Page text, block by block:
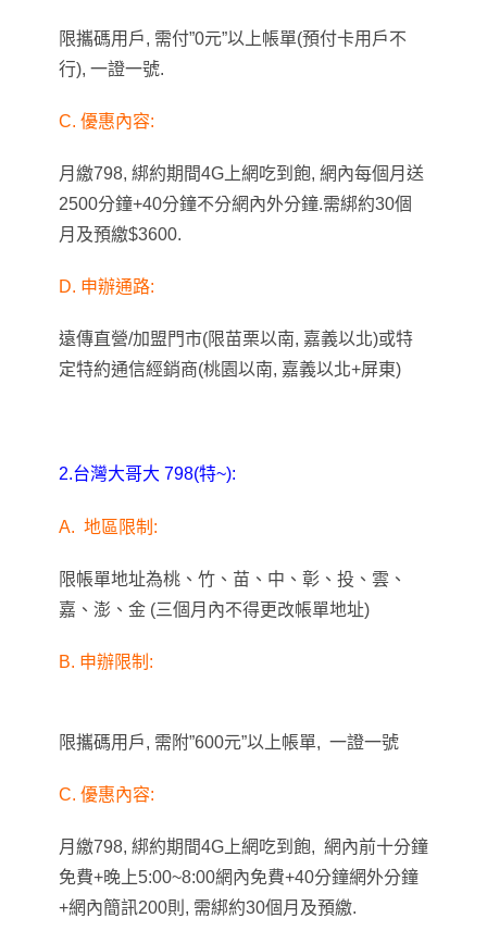
限攜碼用戶, 需付”0元”以上帳單(預付卡用戶不
行), 一證一號.
C. 優惠內容:
月繳798, 綁約期間4G上網吃到飽, 網內每個月送
2500分鐘+40分鐘不分網內外分鐘.需綁約30個
月及預繳$3600.
D. 申辦通路:
遠傳直營/加盟門市(限苗栗以南, 嘉義以北)或特
定特約通信經銷商(桃園以南, 嘉義以北+屏東)
2.台灣大哥大 798(特~):
A. 地區限制:
限帳單地址為桃、竹、苗、中、彰、投、雲、
嘉、澎、金 (三個月內不得更改帳單地址)
B. 申辦限制:
限攜碼用戶, 需附”600元”以上帳單, 一證一號
C. 優惠內容:
月繳798, 綁約期間4G上網吃到飽, 網內前十分鐘
免費+晚上5:00~8:00網內免費+40分鐘網外分鐘
+網內簡訊200則, 需綁約30個月及預繳.